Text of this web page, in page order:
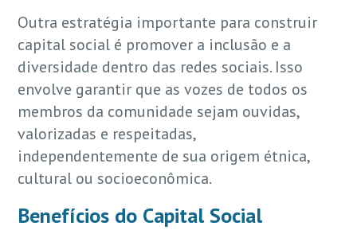
Outra estratégia importante para construir
capital social é promover a inclusão e a
diversidade dentro das redes sociais. Isso
envolve garantir que as vozes de todos os
membros da comunidade sejam ouvidas,
valorizadas e respeitadas,
independentemente de sua origem étnica,
cultural ou socioeconômica.
Benefícios do Capital Social